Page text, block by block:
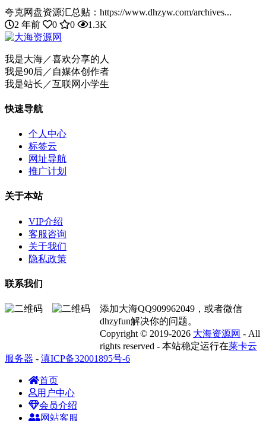
夸克网盘资源汇总贴：https://www.dhzyw.com/archives...
2 年前
0 0 1.3K
我是大海／喜欢分享的人
我是90后／自媒体创作者
我是站长／互联网小学生
快速导航
个人中心
标签云
网址导航
推广计划
关于本站
VIP介绍
客服咨询
关于我们
隐私政策
联系我们
添加大海QQ909962049，或者微信
dhzyfun解决你的问题。
Copyright © 2019-2026 大海资源网 - All
rights reserved - 本站稳定运行在莱卡云
服务器 - 滇ICP备32001895号-6
首页
用户中心
会员介绍
网站客服